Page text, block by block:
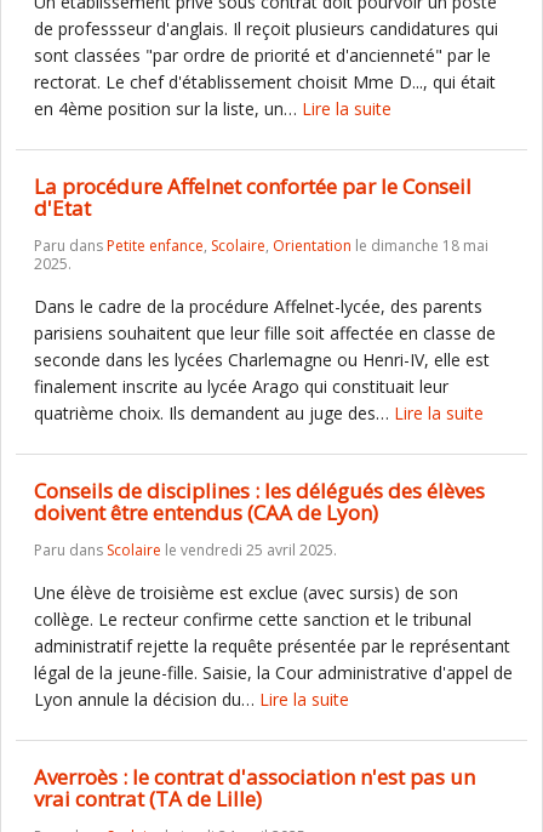
de professseur d'anglais. Il reçoit plusieurs candidatures qui
sont classées "par ordre de priorité et d'ancienneté" par le
rectorat. Le chef d'établissement choisit Mme D..., qui était
en 4ème position sur la liste, un… Lire la suite
La procédure Affelnet confortée par le Conseil
d'Etat
Paru dansPetite enfance, Scolaire, Orientation le dimanche 18 mai
2025.
Dans le cadre de la procédure Affelnet-lycée, des parents
parisiens souhaitent que leur fille soit affectée en classe de
seconde dans les lycées Charlemagne ou Henri-IV, elle est
finalement inscrite au lycée Arago qui constituait leur
quatrième choix. Ils demandent au juge des… Lire la suite
Conseils de disciplines : les délégués des élèves
doivent être entendus (CAA de Lyon)
Paru dans Scolaire le vendredi 25 avril 2025.
Une élève de troisième est exclue (avec sursis) de son
collège. Le recteur confirme cette sanction et le tribunal
administratif rejette la requête présentée par le représentant
légal de la jeune-fille. Saisie, la Cour administrative d'appel de
Lyon annule la décision du… Lire la suite
Averroès : le contrat d'association n'est pas un
vrai contrat (TA de Lille)